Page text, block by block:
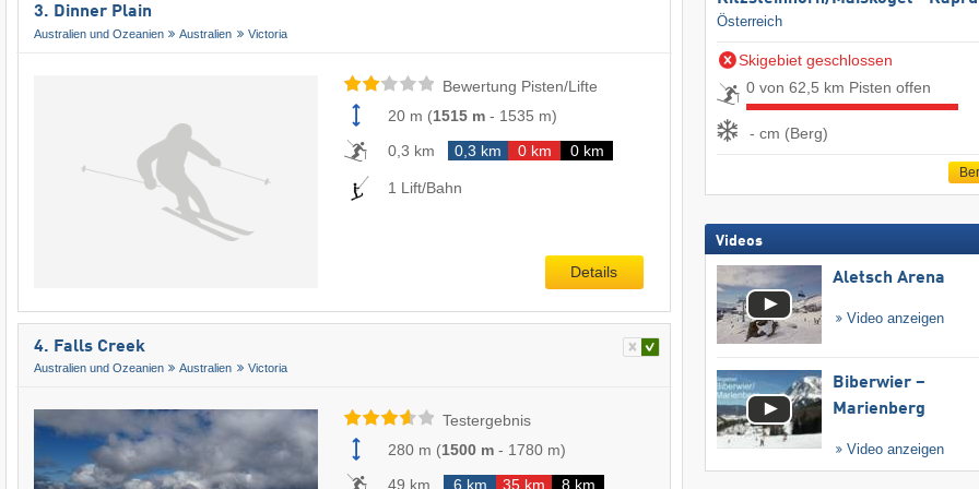
3. Dinner Plain
Australien und Ozeanien Australien Victoria
Bewertung Pisten/Lifte
20 m (1515 m - 1535 m)
0,3 km
0,3 km 0 km 0 km
1 Lift/Bahn
Details
4. Falls Creek
Australien und Ozeanien Australien Victoria
Testergebnis
280 m (1500 m - 1780 m)
49 km
6 km 35 km 8 km
Österreich
Skigebiet geschlossen
0 von 62,5 km Pisten offen
- cm (Berg)
Videos
Aletsch Arena
Video anzeigen
Biberwier –
Marienberg
Video anzeigen